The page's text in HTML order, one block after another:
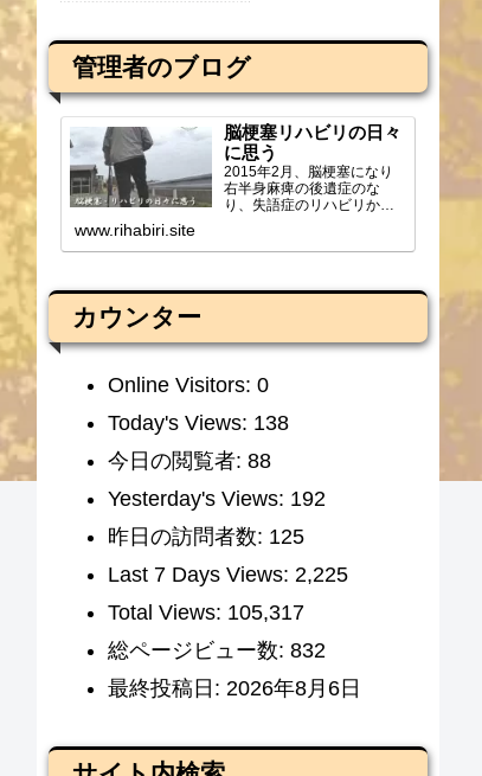
管理者のブログ
脳梗塞リハビリの日々
に思う
2015年2月、脳梗塞になり
右半身麻痺の後遺症のな
り、失語症のリハビリから
www.rihabiri.site
カウンター
Online Visitors: 0
Today's Views: 138
今日の閲覧者: 88
Yesterday's Views: 192
昨日の訪問者数: 125
Last 7 Days Views: 2,225
Total Views: 105,317
総ページビュー数: 832
最終投稿日: 2026年8月6日